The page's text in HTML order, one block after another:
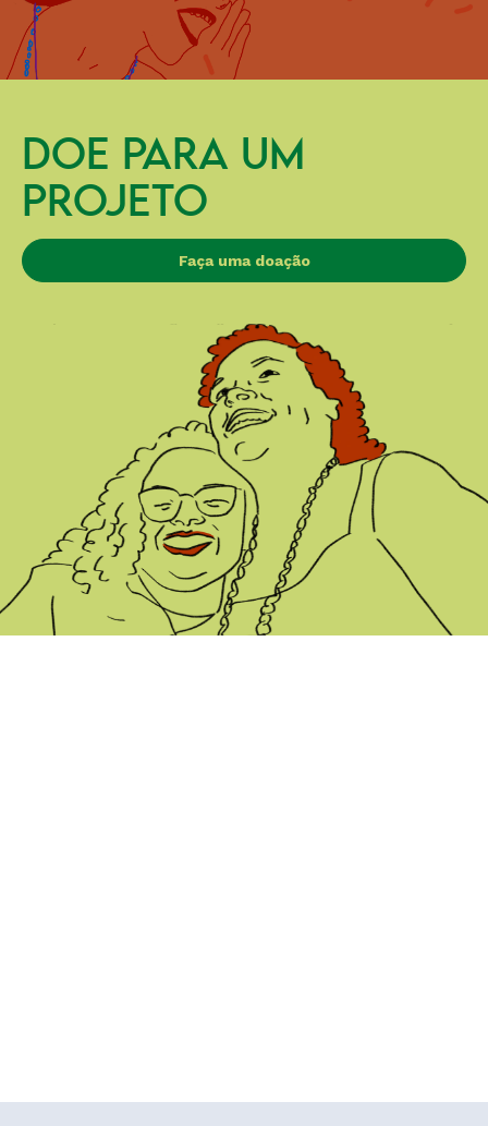
DOE PARA UM
PROJETO
Faça uma doação